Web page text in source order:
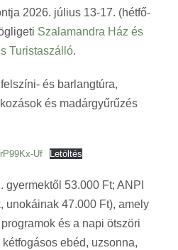
2026. július 13-17. (hétfő-
Szalamandra Ház és
Turistaszálló.
és barlangtúra,
és madárgyűrűzés
Uf Letöltés
gyermektől 53.000 Ft; ANPI
unokáinak 47.000 Ft), amely
és a napi ötszöri
ebéd, uzsonna,